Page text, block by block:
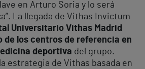
en Arturo Soria y lo será
La llegada de Vithas Invictum
Universitario Vithas Madrid
de los centros de referencia en
deportiva del grupo.
estrategia de Vithas basada en